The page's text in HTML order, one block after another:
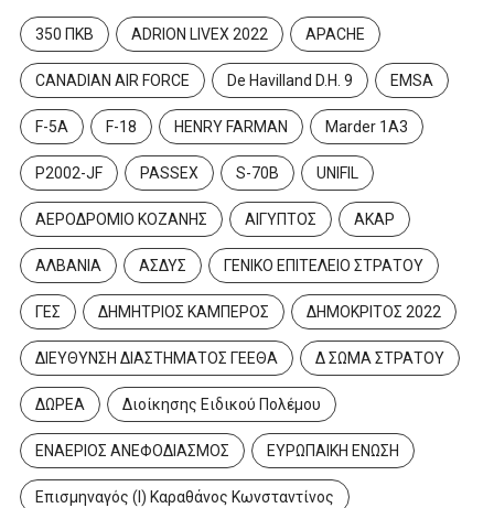
350 ΠΚΒ ADRION LIVEX 2022 APACHE
CANADIAN AIR FORCE De Havilland D.H. 9 EMSA
F-5A F-18 HENRY FARMAN Marder 1A3
P2002-JF PASSEX S-70B UNIFIL
ΑΕΡΟΔΡΟΜΙΟ ΚΟΖΑΝΗΣ ΑΙΓΥΠΤΟΣ ΑΚΑΡ
ΑΛΒΑΝΙΑ ΑΣΔΥΣ ΓΕΝΙΚΟ ΕΠΙΤΕΛΕΙΟ ΣΤΡΑΤΟΥ
ΓΕΣ ΔΗΜΗΤΡΙΟΣ ΚΑΜΠΕΡΟΣ ΔΗΜΟΚΡΙΤΟΣ 2022
ΔΙΕΥΘΥΝΣΗ ΔΙΑΣΤΗΜΑΤΟΣ ΓΕΕΘΑ Δ ΣΩΜΑ ΣΤΡΑΤΟΥ
ΔΩΡΕΑ Διοίκησης Ειδικού Πολέμου
ΕΝΑΕΡΙΟΣ ΑΝΕΦΟΔΙΑΣΜΟΣ ΕΥΡΩΠΑΙΚΗ ΕΝΩΣΗ
Επισμηναγός (Ι) Καραθάνος Κωνσταντίνος